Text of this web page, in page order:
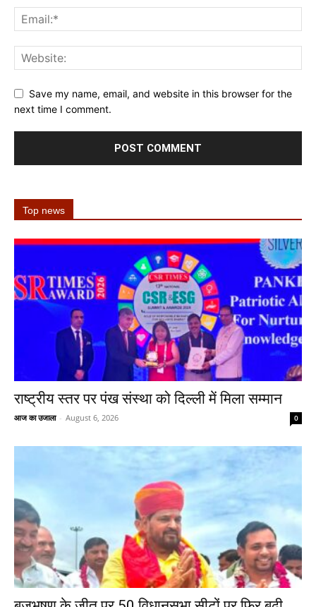
Save my name, email, and website in this browser for the
next time I comment.
Top news
राष्ट्रीय स्तर पर पंख संस्था को दिल्ली में मिला सम्मान
आज का उजाला - August 6, 2026 0